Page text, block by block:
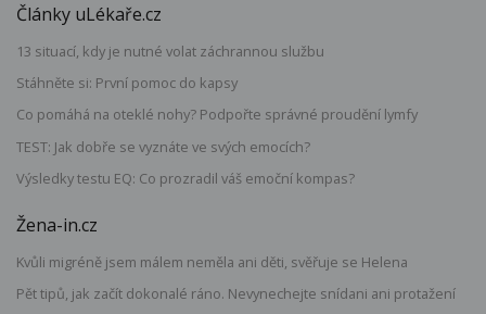
Články uLékaře.cz
13 situací, kdy je nutné volat záchrannou službu
Stáhněte si: První pomoc do kapsy
Co pomáhá na oteklé nohy? Podpořte správné proudění lymfy
TEST: Jak dobře se vyznáte ve svých emocích?
Výsledky testu EQ: Co prozradil váš emoční kompas?
Žena-in.cz
Kvůli migréně jsem málem neměla ani děti, svěřuje se Helena
Pět tipů, jak začít dokonalé ráno. Nevynechejte snídani ani protažení